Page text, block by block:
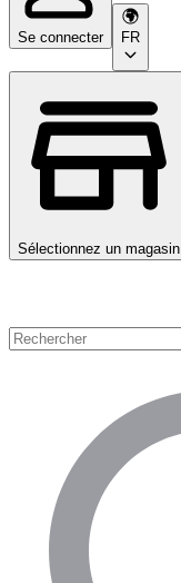
Se connecter FR
Sélectionnez un magasin